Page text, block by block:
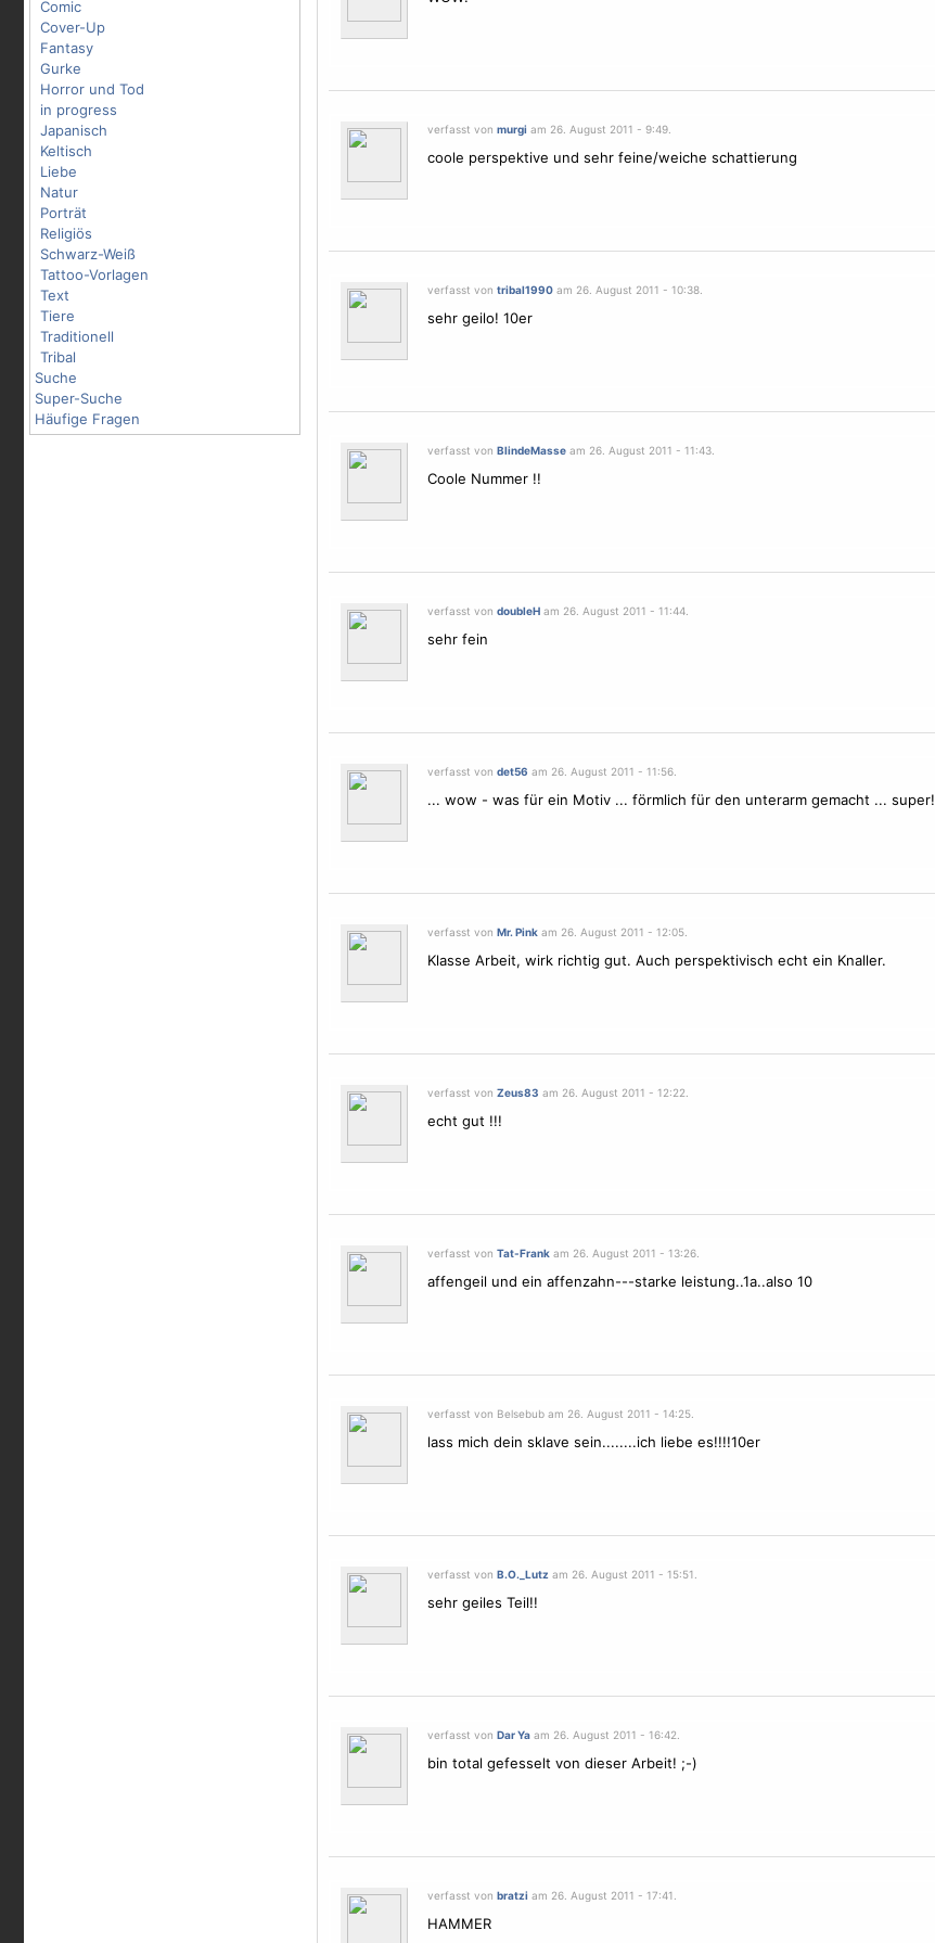
Comic
Cover-Up
Fantasy
Gurke
Horror und Tod
in progress
Japanisch
Keltisch
Liebe
Natur
Porträt
Religiös
Schwarz-Weiß
Tattoo-Vorlagen
Text
Tiere
Traditionell
Tribal
Suche
Super-Suche
Häufige Fragen
verfasst von murgi am 26. August 2011 - 9:49.
coole perspektive und sehr feine/weiche schattierung
verfasst von tribal1990am 26. August 2011 - 10:38.
sehr geilo! 10er
verfasst von BlindeMasseam 26. August 2011 - 11:43.
Coole Nummer !!
verfasst von doubleHam 26. August 2011 - 11:44.
sehr fein
verfasst von det56 am 26. August 2011 - 11:56.
... wow - was für ein Motiv... förmlich für den unterarm gemacht ... super!
verfasst von Mr. Pinkam 26. August 2011 - 12:05.
Klasse Arbeit, wirk richtig gut. Auch perspektivisch echt ein Knaller.
verfasst von Zeus83 am 26. August 2011 - 12:22.
echt gut !!!
verfasst von Tat-Frankam 26. August 2011 - 13:26.
affengeil und ein affenzahn---starke leistung..1a..also 10
verfasst von Belsebub am 26. August 2011 - 14:25.
lass mich dein sklave sein........ich liebe es!!!!10er
verfasst von B.O._Lutz am 26. August 2011 - 15:51.
sehr geiles Teil!!
verfasst von Dar Yaam 26. August 2011 - 16:42.
bin total gefesselt von dieser Arbeit! ;-)
verfasst von bratzi am 26. August 2011 - 17:41.
HAMMER